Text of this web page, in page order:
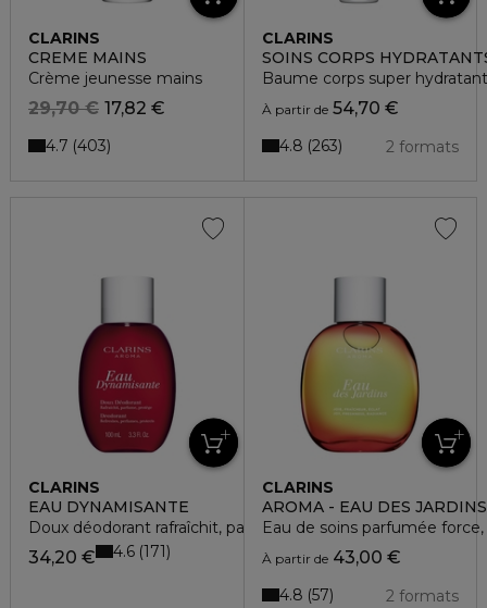
CLARINS
CREME MAINS
Crème jeunesse mains
17,82 €
29,70 €
4.7 403
CLARINS
SOINS CORPS
Baume corps super
À partir de54,70 €
2 formats
4.8 263
CLARINS
EAU DYNAMISANTE
Doux déodorant rafraîchit, parfume, protège
34,20 € 4.6 171
CLARINS
AROMA - EAU DES JARDINS
Eau de soins parfumée
À partir de43,00 €
2 formats
4.8 57